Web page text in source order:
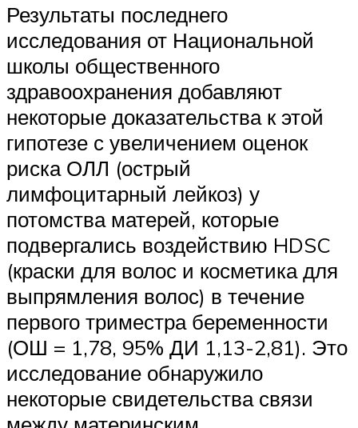
Результаты последнего
исследования от Национальной
школы общественного
здравоохранения добавляют
некоторые доказательства к этой
гипотезе с увеличением оценок
риска ОЛЛ (острый
лимфоцитарный лейкоз) у
потомства матерей, которые
подвергались воздействию HDSC
(краски для волос и косметика для
выпрямления волос) в течение
первого триместра беременности
(ОШ = 1,78, 95% ДИ 1,13-2,81). Это
исследование обнаружило
некоторые свидетельства связи